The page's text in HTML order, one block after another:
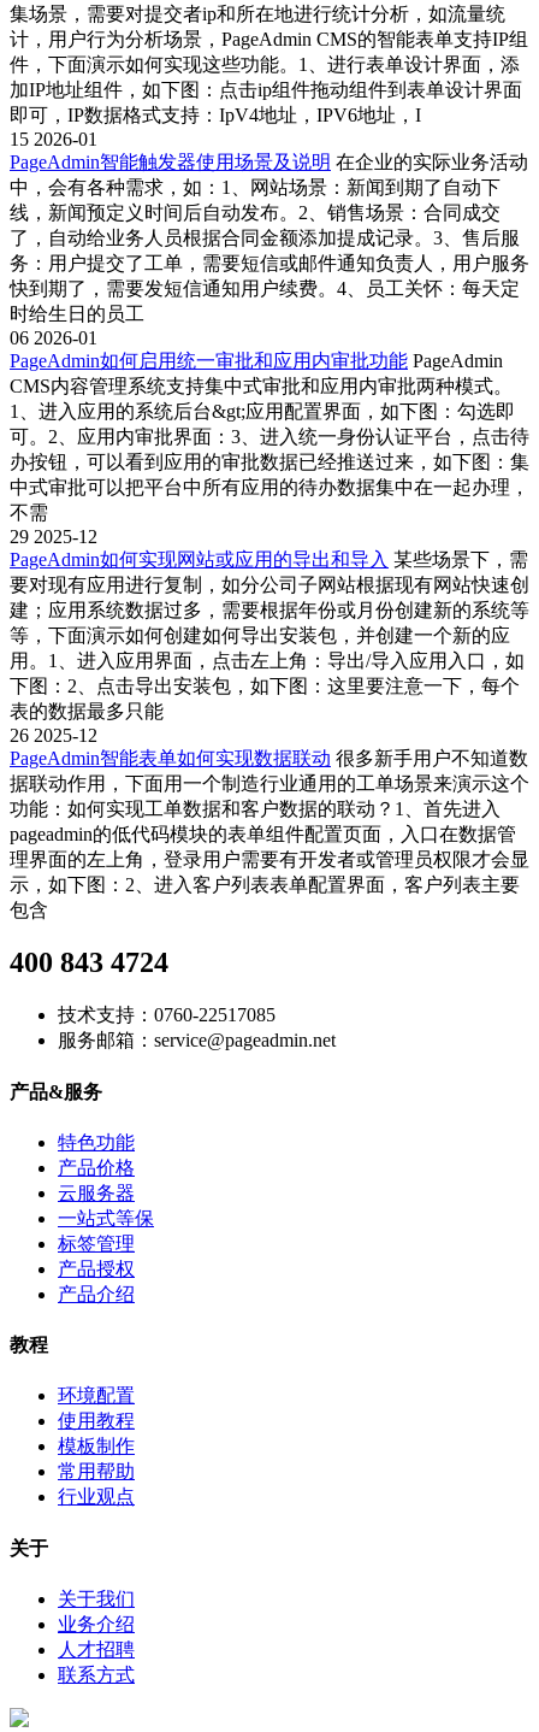
集场景，需要对提交者ip和所在地进行统计分析，如流量统
计，用户行为分析场景，PageAdmin CMS的智能表单支持IP组
件，下面演示如何实现这些功能。1、进行表单设计界面，添
加IP地址组件，如下图：点击ip组件拖动组件到表单设计界面
即可，IP数据格式支持：IpV4地址，IPV6地址，I
15 2026-01
PageAdmin智能触发器使用场景及说明 在企业的实际业务活动
中，会有各种需求，如：1、网站场景：新闻到期了自动下
线，新闻预定义时间后自动发布。2、销售场景：合同成交
了，自动给业务人员根据合同金额添加提成记录。3、售后服
务：用户提交了工单，需要短信或邮件通知负责人，用户服务
快到期了，需要发短信通知用户续费。4、员工关怀：每天定
时给生日的员工
06 2026-01
PageAdmin如何启用统一审批和应用内审批功能 PageAdmin
CMS内容管理系统支持集中式审批和应用内审批两种模式。
1、进入应用的系统后台&gt;应用配置界面，如下图：勾选即
可。2、应用内审批界面：3、进入统一身份认证平台，点击待
办按钮，可以看到应用的审批数据已经推送过来，如下图：集
中式审批可以把平台中所有应用的待办数据集中在一起办理，
不需
29 2025-12
PageAdmin如何实现网站或应用的导出和导入 某些场景下，需
要对现有应用进行复制，如分公司子网站根据现有网站快速创
建；应用系统数据过多，需要根据年份或月份创建新的系统等
等，下面演示如何创建如何导出安装包，并创建一个新的应
用。1、进入应用界面，点击左上角：导出/导入应用入口，如
下图：2、点击导出安装包，如下图：这里要注意一下，每个
表的数据最多只能
26 2025-12
PageAdmin智能表单如何实现数据联动 很多新手用户不知道数
据联动作用，下面用一个制造行业通用的工单场景来演示这个
功能：如何实现工单数据和客户数据的联动？1、首先进入
pageadmin的低代码模块的表单组件配置页面，入口在数据管
理界面的左上角，登录用户需要有开发者或管理员权限才会显
示，如下图：2、进入客户列表表单配置界面，客户列表主要
包含
400 843 4724
技术支持：0760-22517085
服务邮箱：service@pageadmin.net
产品&服务
特色功能
产品价格
云服务器
一站式等保
标签管理
产品授权
产品介绍
教程
环境配置
使用教程
模板制作
常用帮助
行业观点
关于
关于我们
业务介绍
人才招聘
联系方式